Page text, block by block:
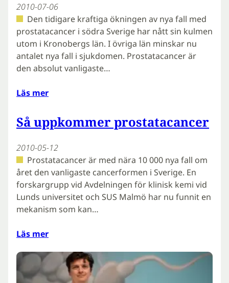
2010-07-06
Den tidigare kraftiga ökningen av nya fall med
prostatacancer i södra Sverige har nått sin kulmen
utom i Kronobergs län. I övriga län minskar nu
antalet nya fall i sjukdomen. Prostatacancer är
den absolut vanligaste…
Läs mer
Så uppkommer prostatacancer
2010-05-12
Prostatacancer är med nära 10 000 nya fall om
året den vanligaste cancerformen i Sverige. En
forskargrupp vid Avdelningen för klinisk kemi vid
Lunds universitet och SUS Malmö har nu funnit en
mekanism som kan…
Läs mer